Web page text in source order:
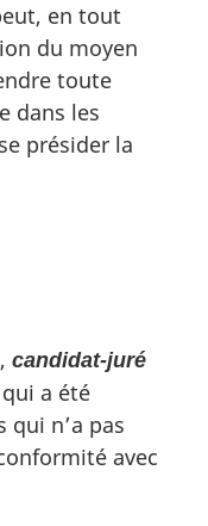
en tout
du moyen
toute
dans les
présider la
candidat-juré
a été
qui n’a pas
avec